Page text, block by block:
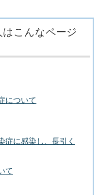
こんなページ
について
症に感染し、長引く
て